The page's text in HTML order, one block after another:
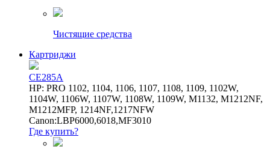
Чистящие средства
Картриджи
CE285A
HP: PRO 1102, 1104, 1106, 1107, 1108, 1109, 1102W,
1104W, 1106W, 1107W, 1108W, 1109W, M1132, M1212NF,
M1212MFP, 1214NF,1217NFW
Canon:LBP6000,6018,MF3010
Где купить?